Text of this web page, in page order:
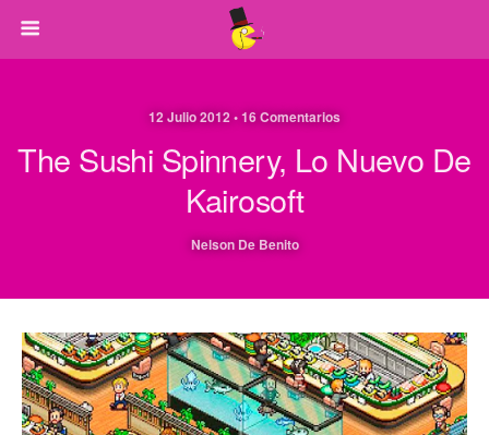
12 Julio 2012 • 16 Comentarios
The Sushi Spinnery, Lo Nuevo De
Kairosoft
Nelson De Benito